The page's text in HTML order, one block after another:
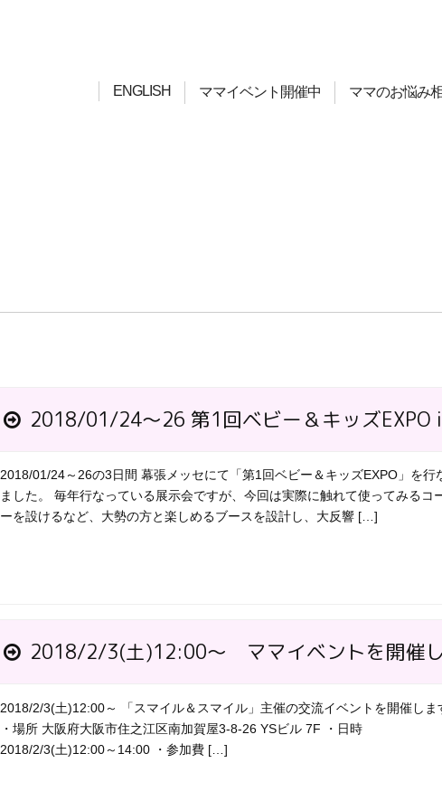
ママのお悩み
ママイベント開催中
ENGLISH
2018/01/24～26 第1回ベビー＆キッズEXPO
2018/01/24～26の3日間 幕張メッセにて「第1回ベビー＆キッズEXPO」を行
ました。 毎年行なっている展示会ですが、今回は実際に触れて使ってみるコ
ーを設けるなど、大勢の方と楽しめるブースを設計し、大反響 […]
2018/2/3(土)12:00～ ママイベントを開催し
2018/2/3(土)12:00～ 「スマイル＆スマイル」主催の交流イベントを開催しま
・場所 大阪府大阪市住之江区南加賀屋3-8-26 YSビル 7F ・日時
2018/2/3(土)12:00～14:00 ・参加費 […]